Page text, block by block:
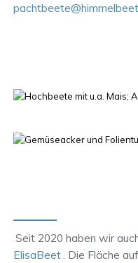
Seit 2020 haben wir
ElisaBeet. Die Fläche